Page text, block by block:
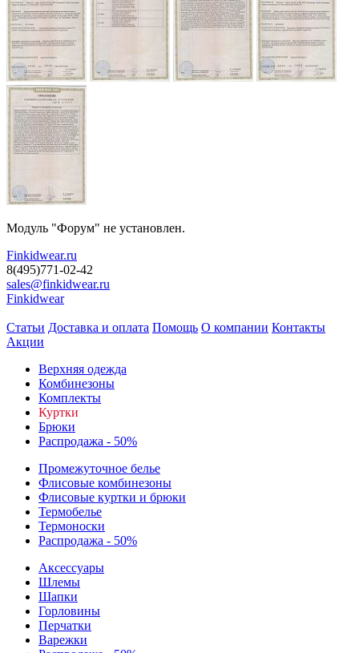
Модуль "Форум" не установлен.
Finkidwear.ru
8(495)771-02-42
sales@finkidwear.ru
Finkidwear
Статьи Доставка и оплата Помощь О компании Контакты
Акции
Верхняя одежда
Комбинезоны
Комплекты
Куртки
Брюки
Распродажа - 50%
Промежуточное белье
Флисовые комбинезоны
Флисовые куртки и брюки
Термобелье
Термоноски
Распродажа - 50%
Аксессуары
Шлемы
Шапки
Горловины
Перчатки
Варежки